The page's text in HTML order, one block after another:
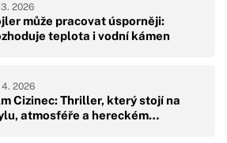
může pracovat úsporněji:
teplota i vodní kámen
3. 2026
Cizinec: Thriller, který stojí na
atmosféře a hereckém…
4. 2026